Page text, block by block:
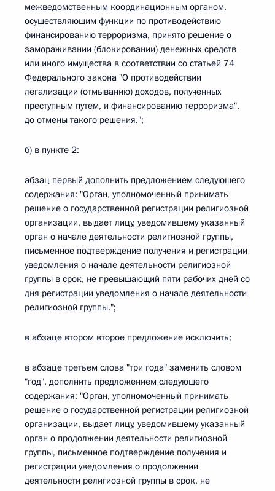
межведомственным координационным органом,
осуществляющим функции по противодействию
финансированию терроризма, принято решение о
замораживании (блокировании) денежных средств
или иного имущества в соответствии со статьей 74
Федерального закона "О противодействии
легализации (отмыванию) доходов, полученных
преступным путем, и финансированию терроризма",
до отмены такого решения.";
б) в пункте 2:
абзац первый дополнить предложением следующего
содержания: "Орган, уполномоченный принимать
решение о государственной регистрации религиозной
организации, выдает лицу, уведомившему указанный
орган о начале деятельности религиозной группы,
письменное подтверждение получения и регистрации
уведомления о начале деятельности религиозной
группы в срок, не превышающий пяти рабочих дней со
дня регистрации уведомления о начале деятельности
религиозной группы.";
в абзаце втором второе предложение исключить;
в абзаце третьем слова "три года" заменить словом
"год", дополнить предложением следующего
содержания: "Орган, уполномоченный принимать
решение о государственной регистрации религиозной
организации, выдает лицу, уведомившему указанный
орган о продолжении деятельности религиозной
группы, письменное подтверждение получения и
регистрации уведомления о продолжении
деятельности религиозной группы в срок, не